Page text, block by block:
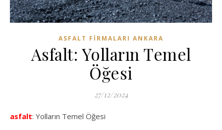
ASFALT FIRMALARI ANKARA
Asfalt: Yolların Temel
Öğesi
27/12/2024
asfalt: Yolların Temel Öğesi